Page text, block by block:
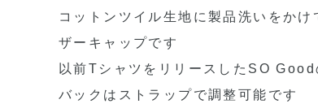
コットンツイル生地に製品洗いをか
ザーキャップです
以前TシャツをリリースしたSO Good
バックはストラップで調整可能です